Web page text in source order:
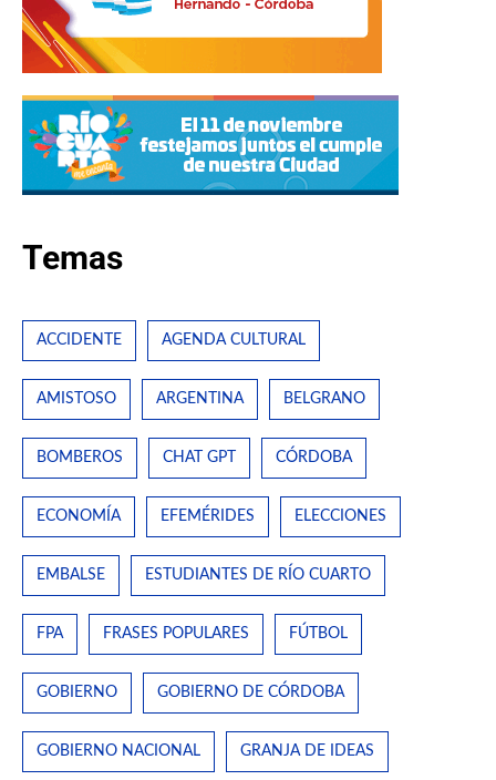
Temas
ACCIDENTE AGENDA CULTURAL
AMISTOSO ARGENTINA BELGRANO
BOMBEROS CHAT GPT CÓRDOBA
ECONOMÍA EFEMÉRIDES ELECCIONES
EMBALSE ESTUDIANTES DE RÍO CUARTO
FPA FRASES POPULARES FÚTBOL
GOBIERNO GOBIERNO DE CÓRDOBA
GOBIERNO NACIONAL GRANJA DE IDEAS